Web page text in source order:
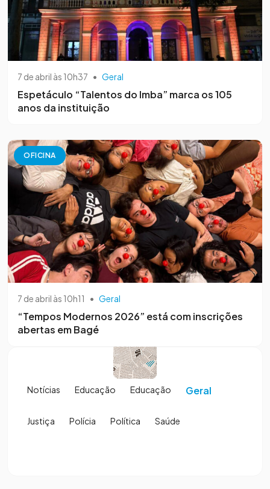
7 de abril às 10h37 • Geral
Espetáculo “Talentos do Imba” marca os 105
anos da instituição
OFICINA
7 de abril às 10h11 • Geral
“Tempos Modernos 2026” está com inscrições
abertas em Bagé
Notícias Educação Educação Geral
Justiça Polícia Política Saúde